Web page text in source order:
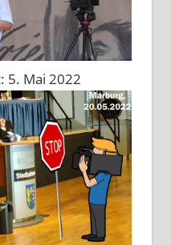
5. Mai 2022